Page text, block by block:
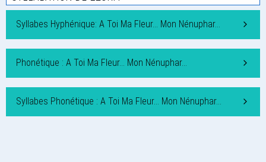
Syllabes Hyphénique: A Toi Ma Fleur… Mon Nénuphar…
Phonétique : A Toi Ma Fleur… Mon Nénuphar…
Syllabes Phonétique : A Toi Ma Fleur… Mon Nénuphar…